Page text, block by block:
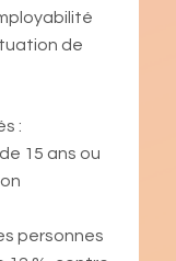
de
:
15 ans ou
personnes